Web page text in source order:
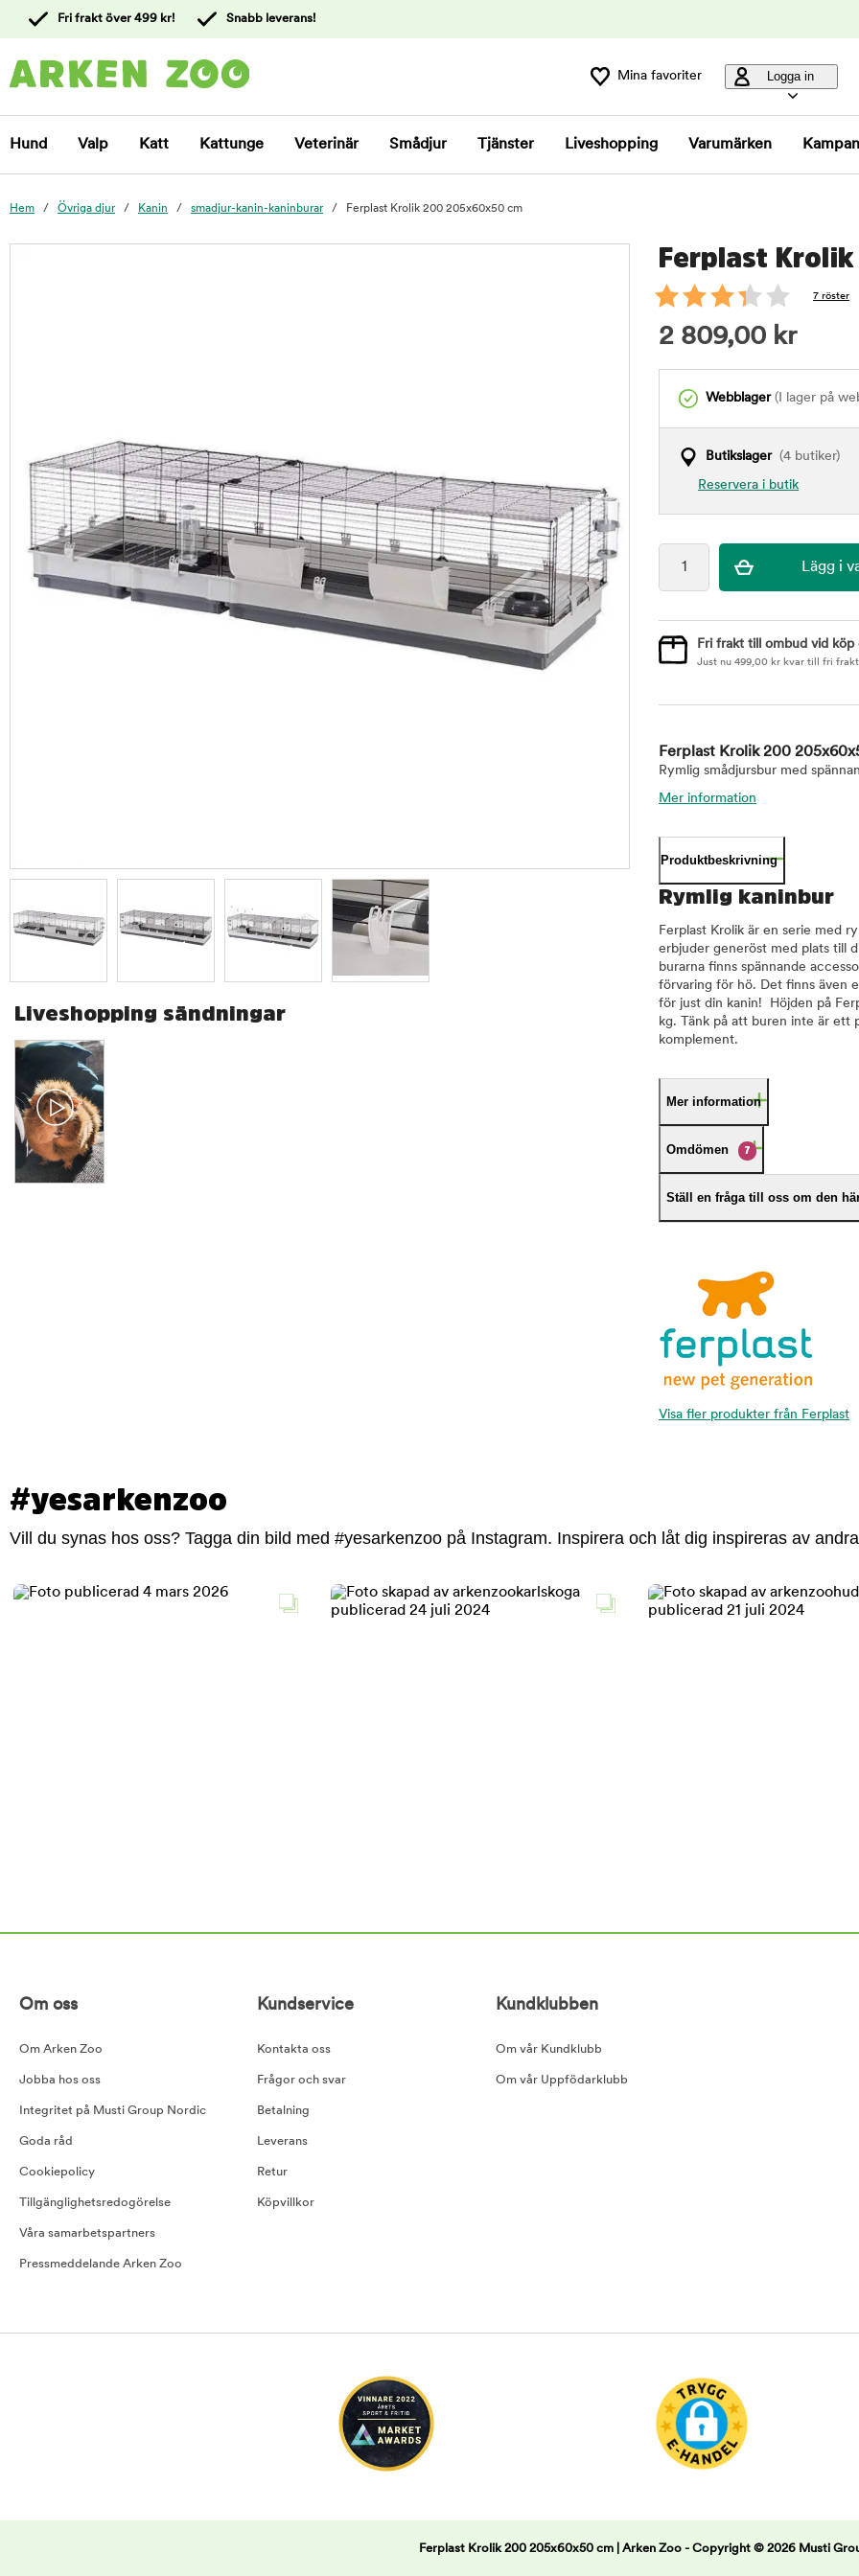
kundtjänst
Fri frakt över 499 kr! Snabb leverans!
Mina favoriter Logga in
Hund Valp Katt Kattunge Veterinär Smådjur Tjänster Liveshopping Varumärken
Hem Övriga djur Kanin smadjur-kanin-kaninburar Ferplast Krolik 200 205x60x50 cm
Ferplast
7 röster
Liveshopping sändningar
2 809,00 kr
Webblager(I lager på
Butikslager(4 butiker)
Reservera i butik
Fri frakt till ombud vid köp
Just nu 499,00 kr kvar till fri
Ferplast Krolik 200
Rymlig smådjursbur med
Mer information
Produktbeskrivning
Rymlig kaninbur
Ferplast Krolik är en serie med
erbjuder generöst med plats till
burarna finns spännande
förvaring för hö. Det finns även
för just din kanin! Höjden på
kg. Tänk på att buren inte är ett
komplement.
Mer information
Omdömen 7
Ställ en fråga till oss om den
Visa fler produkter från Ferplast
#yesarkenzoo
Vill du synas hos oss? Tagga din bild med #yesarkenzoo på Instagram. Inspirera och låt dig inspireras av
Om oss
Om Arken Zoo
Jobba hos oss
Integritet på Musti Group Nordic
Goda råd
Cookiepolicy
Tillgänglighetsredogörelse
Våra samarbetspartners
Pressmeddelande Arken Zoo
Kundservice
Kontakta oss
Frågor och svar
Betalning
Leverans
Retur
Köpvillkor
Kundklubben
Om vår Kundklubb
Om vår Uppfödarklubb
Ferplast Krolik 200 205x60x50 cm | Arken Zoo - Copyright © 2026 Musti